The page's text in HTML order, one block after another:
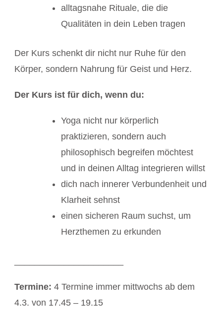
alltagsnahe Rituale, die die
Qualitäten in dein Leben tragen
Der Kurs schenkt dir nicht nur Ruhe für den
Körper, sondern Nahrung für Geist und Herz.
Der Kurs ist für dich, wenn du:
Yoga nicht nur körperlich
praktizieren, sondern auch
philosophisch begreifen möchtest
und in deinen Alltag integrieren willst
dich nach innerer Verbundenheit und
Klarheit sehnst
einen sicheren Raum suchst, um
Herzthemen zu erkunden
Termine: 4 Termine immer mittwochs ab dem
4.3. von 17.45 – 19.15